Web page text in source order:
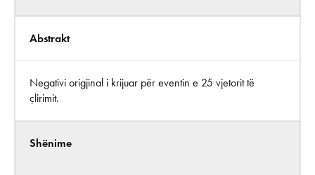
Abstrakt
Negativi origjinal i krijuar për eventin e 25 vjetorit të
çlirimit.
Shënime